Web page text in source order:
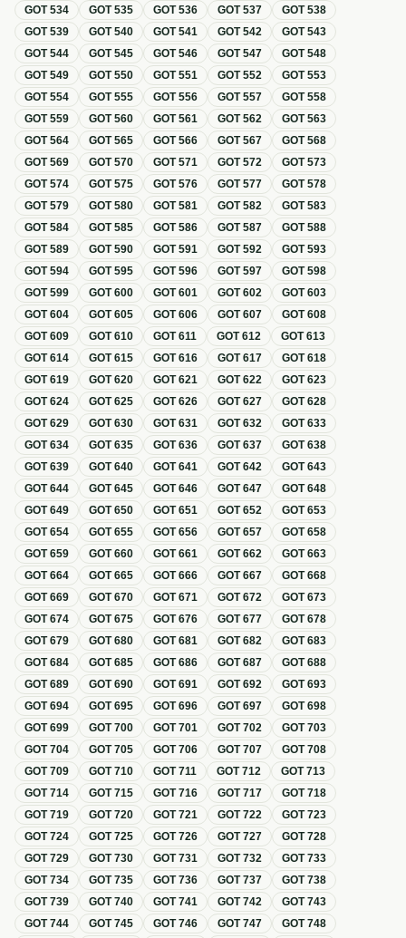
GOT534 GOT535 GOT536 GOT537 GOT538
GOT539 GOT540 GOT541 GOT542 GOT543
GOT544 GOT545 GOT546 GOT547 GOT548
GOT549 GOT550 GOT551 GOT552 GOT553
GOT554 GOT555 GOT556 GOT557 GOT558
GOT559 GOT560 GOT561 GOT562 GOT563
GOT564 GOT565 GOT566 GOT567 GOT568
GOT569 GOT570 GOT571 GOT572 GOT573
GOT574 GOT575 GOT576 GOT577 GOT578
GOT579 GOT580 GOT581 GOT582 GOT583
GOT584 GOT585 GOT586 GOT587 GOT588
GOT589 GOT590 GOT591 GOT592 GOT593
GOT594 GOT595 GOT596 GOT597 GOT598
GOT599 GOT600 GOT601 GOT602 GOT603
GOT604 GOT605 GOT606 GOT607 GOT608
GOT609 GOT610 GOT611 GOT612 GOT613
GOT614 GOT615 GOT616 GOT617 GOT618
GOT619 GOT620 GOT621 GOT622 GOT623
GOT624 GOT625 GOT626 GOT627 GOT628
GOT629 GOT630 GOT631 GOT632 GOT633
GOT634 GOT635 GOT636 GOT637 GOT638
GOT639 GOT640 GOT641 GOT642 GOT643
GOT644 GOT645 GOT646 GOT647 GOT648
GOT649 GOT650 GOT651 GOT652 GOT653
GOT654 GOT655 GOT656 GOT657 GOT658
GOT659 GOT660 GOT661 GOT662 GOT663
GOT664 GOT665 GOT666 GOT667 GOT668
GOT669 GOT670 GOT671 GOT672 GOT673
GOT674 GOT675 GOT676 GOT677 GOT678
GOT679 GOT680 GOT681 GOT682 GOT683
GOT684 GOT685 GOT686 GOT687 GOT688
GOT689 GOT690 GOT691 GOT692 GOT693
GOT694 GOT695 GOT696 GOT697 GOT698
GOT699 GOT700 GOT701 GOT702 GOT703
GOT704 GOT705 GOT706 GOT707 GOT708
GOT709 GOT710 GOT711 GOT712 GOT713
GOT714 GOT715 GOT716 GOT717 GOT718
GOT719 GOT720 GOT721 GOT722 GOT723
GOT724 GOT725 GOT726 GOT727 GOT728
GOT729 GOT730 GOT731 GOT732 GOT733
GOT734 GOT735 GOT736 GOT737 GOT738
GOT739 GOT740 GOT741 GOT742 GOT743
GOT744 GOT745 GOT746 GOT747 GOT748